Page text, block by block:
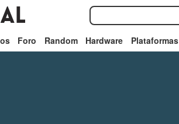
Foro Random Hardware Plataformas